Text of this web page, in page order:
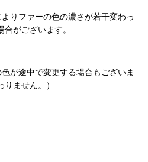
りファーの色の濃さが若干変わっ
がございます。
が途中で変更する場合もございま
りません。）